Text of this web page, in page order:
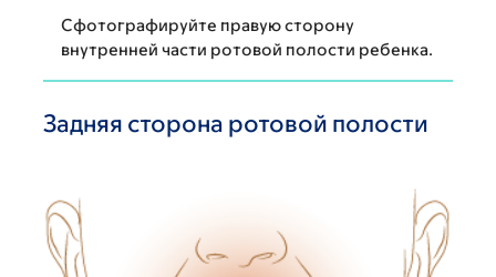
Сфотографируйте правую сторону
внутренней части ротовой полости ребенка.
Задняя сторона ротовой полости